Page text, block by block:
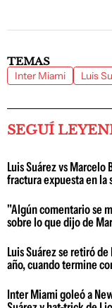
TEMAS
Inter Miami Luis
SEGUÍ
Luis Suárez vs Marcelo
fractura expuesta en la
"Algún comentario se
sobre lo que dijo de
Luis Suárez se retiró
año, cuando termine
Inter Miami goleó a